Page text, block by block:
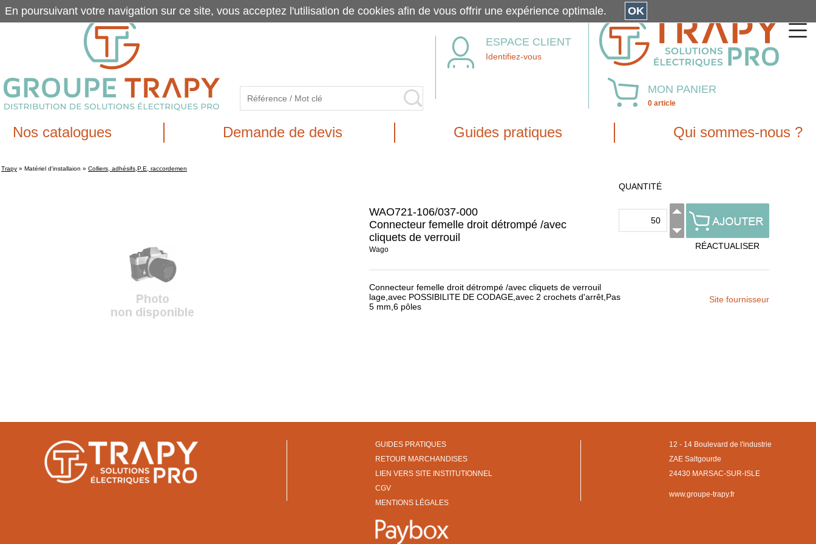
ESPACE CLIENT
Identifiez-vous
MON PANIER
0 article
Nos catalogues Demande de devis Guides pratiques Qui sommes-nous ?
Trapy » Matériel d'installaion » Colliers, adhésifs,P.E, raccordemen
WAO721-106/037-000
Connecteur femelle droit détrompé /avec
cliquets de verrouil
Wago
QUANTITÉ
RÉACTUALISER
Connecteur femelle droit détrompé /avec cliquets de verrouil
lage,avec POSSIBILITE DE CODAGE,avec 2 crochets d'arrêt,Pas
5 mm,6 pôles
Site fournisseur
GUIDES PRATIQUES
RETOUR MARCHANDISES
LIEN VERS SITE INSTITUTIONNEL
CGV
MENTIONS LÉGALES
12 - 14 Boulevard de l'industrie
ZAE Saltgourde
24430 MARSAC-SUR-ISLE
www.groupe-trapy.fr
En poursuivant votre navigation sur ce site, vous acceptez l'utilisation de cookies afin de vous offrir une expérience optimale. OK